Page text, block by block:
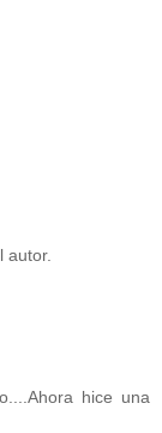
autor.
hice una